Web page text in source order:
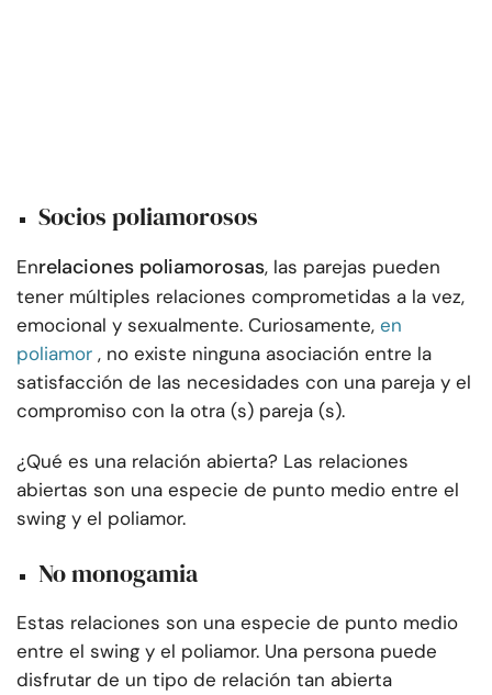
Socios poliamorosos
Enrelaciones poliamorosas, las parejas pueden
tener múltiples relaciones comprometidas a la vez,
emocional y sexualmente. Curiosamente, en
poliamor , no existe ninguna asociación entre la
satisfacción de las necesidades con una pareja y el
compromiso con la otra (s) pareja (s).
¿Qué es una relación abierta? Las relaciones
abiertas son una especie de punto medio entre el
swing y el poliamor.
No monogamia
Estas relaciones son una especie de punto medio
entre el swing y el poliamor. Una persona puede
disfrutar de un tipo de relación tan abierta